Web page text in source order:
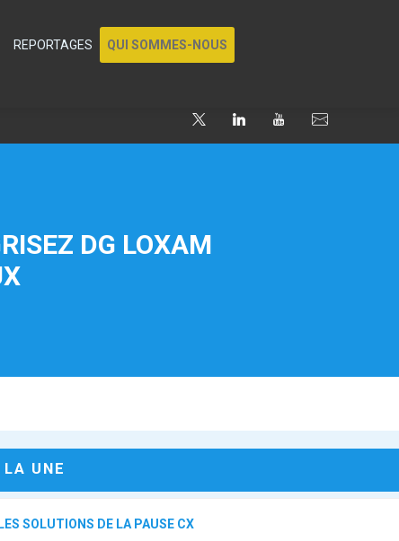
REPORTAGES QUI SOMMES-NOUS
DG LOXAM
UNE
LES SOLUTIONS DE LA PAUSE CX